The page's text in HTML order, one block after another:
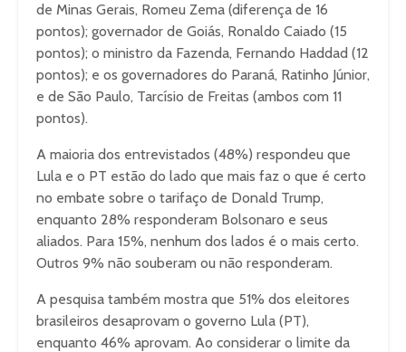
de Minas Gerais, Romeu Zema (diferença de 16
pontos); governador de Goiás, Ronaldo Caiado (15
pontos); o ministro da Fazenda, Fernando Haddad (12
pontos); e os governadores do Paraná, Ratinho Júnior,
e de São Paulo, Tarcísio de Freitas (ambos com 11
pontos).
A maioria dos entrevistados (48%) respondeu que
Lula e o PT estão do lado que mais faz o que é certo
no embate sobre o tarifaço de Donald Trump,
enquanto 28% responderam Bolsonaro e seus
aliados. Para 15%, nenhum dos lados é o mais certo.
Outros 9% não souberam ou não responderam.
A pesquisa também mostra que 51% dos eleitores
brasileiros desaprovam o governo Lula (PT),
enquanto 46% aprovam. Ao considerar o limite da